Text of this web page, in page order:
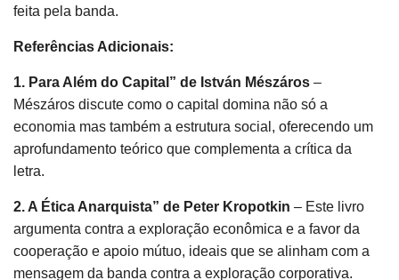
feita pela banda.
Referências Adicionais:
1. Para Além do Capital” de István Mészáros –
Mészáros discute como o capital domina não só a
economia mas também a estrutura social, oferecendo um
aprofundamento teórico que complementa a crítica da
letra.
2. A Ética Anarquista” de Peter Kropotkin – Este livro
argumenta contra a exploração econômica e a favor da
cooperação e apoio mútuo, ideais que se alinham com a
mensagem da banda contra a exploração corporativa.